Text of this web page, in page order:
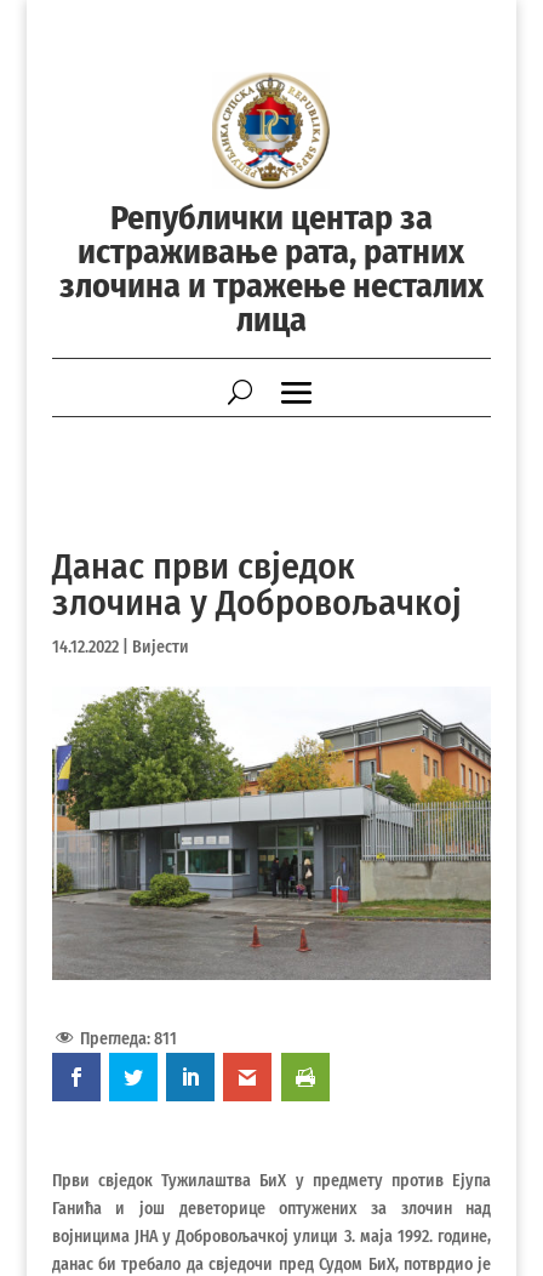
Републички центар за
истраживање рата, ратних
злочина и тражење несталих
лица
Данас први свједок
злочина у Добровољачкој
14.12.2022| Вијести
Прегледа: 811
Први свједок Тужилаштва БиХ у предмету против Ејупа
Ганића и још деветорице оптужених за злочин над
војницима ЈНА у Добровољачкој улици 3. маја 1992. године,
данас би требало да свједочи пред Судом БиХ, потврдио је